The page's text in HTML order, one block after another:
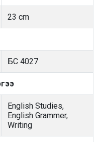
23 cm
БС 4027
English Studies,
English Grammer,
Writing